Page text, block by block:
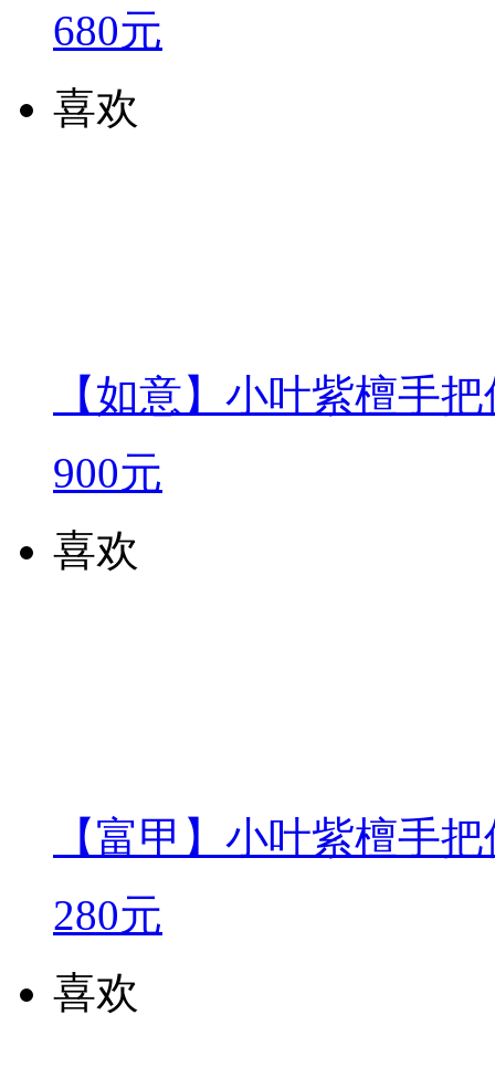
680元
喜欢
【如意】小叶紫檀手
900元
喜欢
【富甲】小叶紫檀手
280元
喜欢